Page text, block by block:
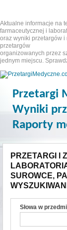
Aktualne informacje na
farmaceutycznej i
oraz wyniki przetargów
przetargów
organizowanych przez
jednym miejscu.
Przetargi
Wyniki
Raporty
PRZETARGI I
SUROWCE,
Słowa w